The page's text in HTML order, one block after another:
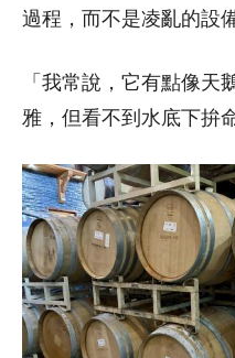
過程，而不是凌亂的設
「我常說，它有點像天
雅，但看不到水底下拚